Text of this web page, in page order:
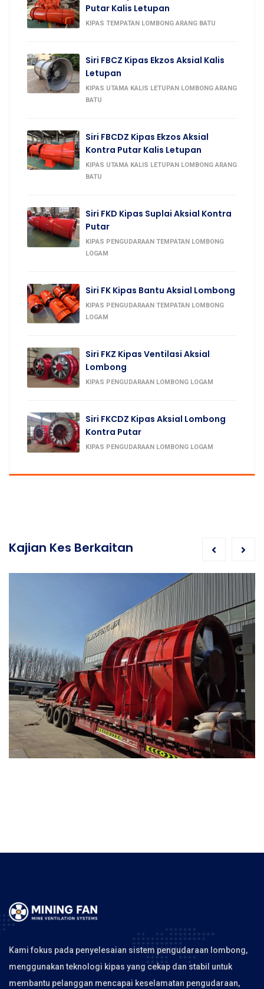
Putar Kalis Letupan
KIPAS TEMPATAN LOMBONG ARANG BATU
Siri FBCZ Kipas Ekzos Aksial Kalis
Letupan
KIPAS UTAMA KALIS LETUPAN LOMBONG ARANG
BATU
Siri FBCDZ Kipas Ekzos Aksial
Kontra Putar Kalis Letupan
KIPAS UTAMA KALIS LETUPAN LOMBONG ARANG
BATU
Siri FKD Kipas Suplai Aksial Kontra
Putar
KIPAS PENGUDARAAN TEMPATAN LOMBONG
LOGAM
Siri FK Kipas Bantu Aksial Lombong
KIPAS PENGUDARAAN TEMPATAN LOMBONG
LOGAM
Siri FKZ Kipas Ventilasi Aksial
Lombong
KIPAS PENGUDARAAN LOMBONG LOGAM
Siri FKCDZ Kipas Aksial Lombong
Kontra Putar
KIPAS PENGUDARAAN LOMBONG LOGAM
Kajian Kes Berkaitan
Penghantaran Penuh Kipas Utama Kontra-Rotasi Siri FKCDZ Untuk Lombong
Kami fokus pada penyelesaian sistem pengudaraan lombong,
menggunakan teknologi kipas yang cekap dan stabil untuk
membantu pelanggan mencapai keselamatan pengudaraan,